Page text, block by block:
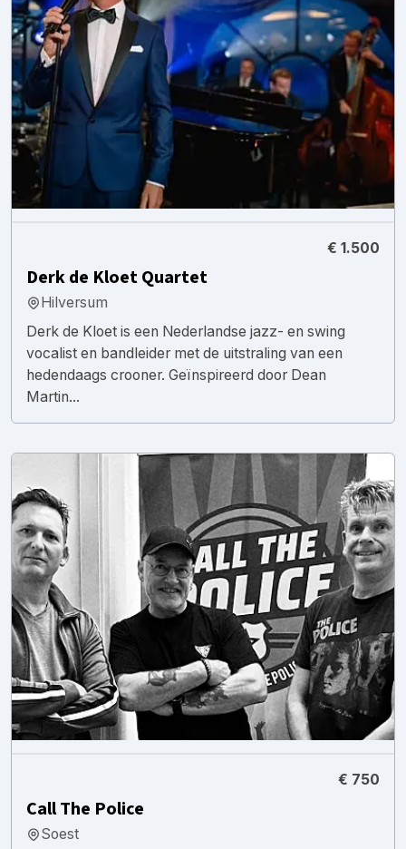
€ 1.500
Derk de Kloet Quartet
Hilversum
Derk de Kloet is een Nederlandse jazz- en swing
vocalist en bandleider met de uitstraling van een
hedendaags crooner. Geïnspireerd door Dean
Martin...
€ 750
Call The Police
Soest